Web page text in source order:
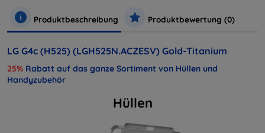
Produktbeschreibung Produktbewertung (0)
LG G4c (H525) (LGH525N.ACZESV) Gold-Titanium
25% Rabatt auf das ganze Sortiment von Hüllen und
Handyzubehör
Hüllen